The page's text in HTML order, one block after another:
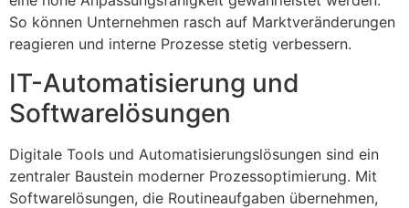
So können Unternehmen rasch auf Marktveränderungen
reagieren und interne Prozesse stetig verbessern.
IT-Automatisierung und
Softwarelösungen
Digitale Tools und Automatisierungslösungen sind ein
zentraler Baustein moderner Prozessoptimierung. Mit
Softwarelösungen, die Routineaufgaben übernehmen,